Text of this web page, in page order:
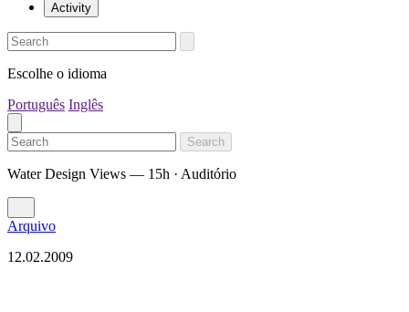
Activity
Escolhe o idioma
Português Inglês
Search
Water Design Views — 15h · Auditório
Arquivo
12.02.2009